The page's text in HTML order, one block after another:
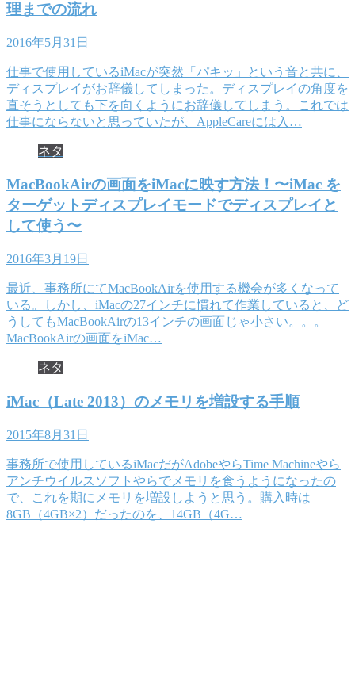
理までの流れ
2016年5月31日
仕事で使用しているiMacが突然「パキッ」という音と共に、
ディスプレイがお辞儀してしまった。ディスプレイの角度を
直そうとしても下を向くようにお辞儀してしまう。これでは
仕事にならないと思っていたが、AppleCareには入…
ネタ
MacBookAirの画面をiMacに映す方法！〜iMac を
ターゲットディスプレイモードでディスプレイと
して使う〜
2016年3月19日
最近、事務所にてMacBookAirを使用する機会が多くなって
いる。しかし、iMacの27インチに慣れて作業していると、ど
うしてもMacBookAirの13インチの画面じゃ小さい。。。
MacBookAirの画面をiMac…
ネタ
iMac（Late 2013）のメモリを増設する手順
2015年8月31日
事務所で使用しているiMacだがAdobeやらTime Machineやら
アンチウイルスソフトやらでメモリを食うようになったの
で、これを期にメモリを増設しようと思う。購入時は
8GB（4GB×2）だったのを、14GB（4G…